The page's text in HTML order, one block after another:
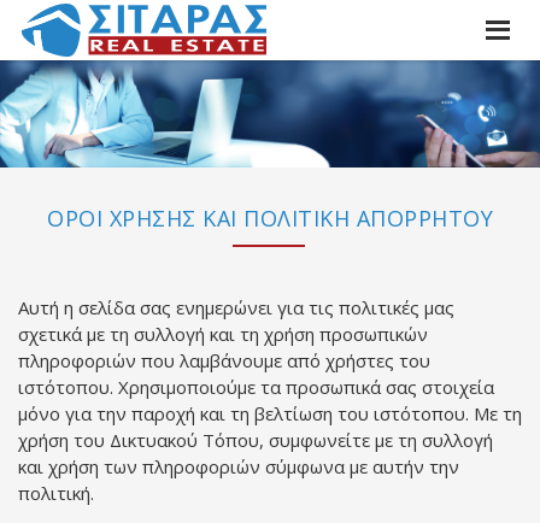
ΟΡΟΙ ΧΡΗΣΗΣ ΚΑΙ ΠΟΛΙΤΙΚΗ ΑΠΟΡΡΗΤΟΥ
Αυτή η σελίδα σας ενημερώνει για τις πολιτικές μας
σχετικά με τη συλλογή και τη χρήση προσωπικών
πληροφοριών που λαμβάνουμε από χρήστες του
ιστότοπου. Χρησιμοποιούμε τα προσωπικά σας στοιχεία
μόνο για την παροχή και τη βελτίωση του ιστότοπου. Με τη
χρήση του Δικτυακού Τόπου, συμφωνείτε με τη συλλογή
και χρήση των πληροφοριών σύμφωνα με αυτήν την
πολιτική.